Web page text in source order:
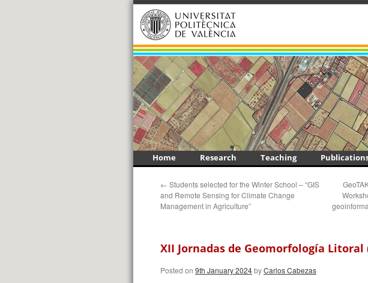
1
5
6
7
9
<
>
Skip
content
Home Research Teaching
← Students selected for the Winter School – “GIS
and Remote Sensing for Climate Change
Management in Agriculture”
XII Jornadas de Geomorfología Litoral
Posted on 9th January 2024byCarlos Cabezas